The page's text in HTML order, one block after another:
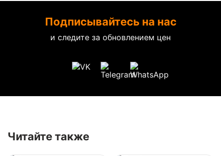
Подписывайтесь на нас
и следите за обновлением цен
Читайте также